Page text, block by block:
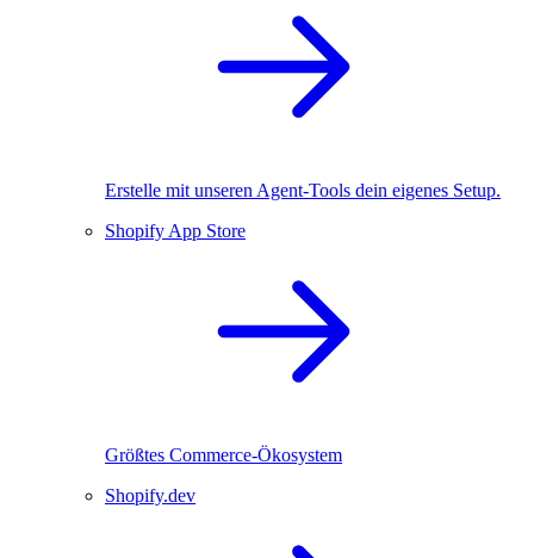
Erstelle mit unseren Agent-Tools dein eigenes Setup.
Shopify App Store
Größtes Commerce-Ökosystem
Shopify.dev